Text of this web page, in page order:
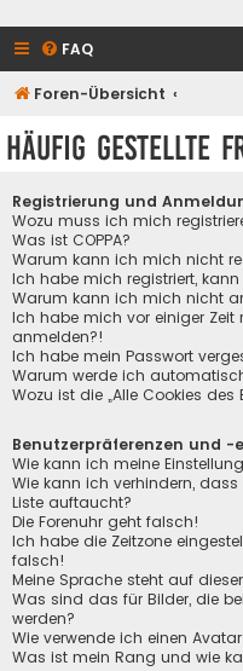
FAQ
Foren-Übersicht
Häufig gestellte
Registrierung und
Wozu muss ich mich
Was ist COPPA?
Warum kann ich mich nicht
Ich habe mich registriert,
Warum kann ich mich nicht
Ich habe mich vor einiger
anmelden?!
Ich habe mein Passwort
Warum werde ich
Wozu ist die „Alle Cookies
Benutzerpräferenzen und -
Wie kann ich meine
Wie kann ich verhindern,
Liste auftaucht?
Die Forenuhr geht falsch!
Ich habe die Zeitzone
falsch!
Meine Sprache steht auf
Was sind das für Bilder, die
werden?
Wie verwende ich einen
Was ist mein Rang und wie